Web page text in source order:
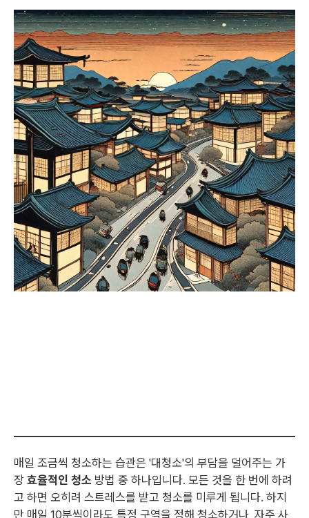
매일 조금씩 청소하는 습관은 '대청소'의 부담을 덜어주는 가
장 효율적인 청소 방법 중 하나입니다. 모든 것을 한 번에 하려
고 하면 오히려 스트레스를 받고 청소를 미루게 됩니다. 하지
만 매일 10분씩이라도 특정 구역을 정해 청소하거나, 자주 사